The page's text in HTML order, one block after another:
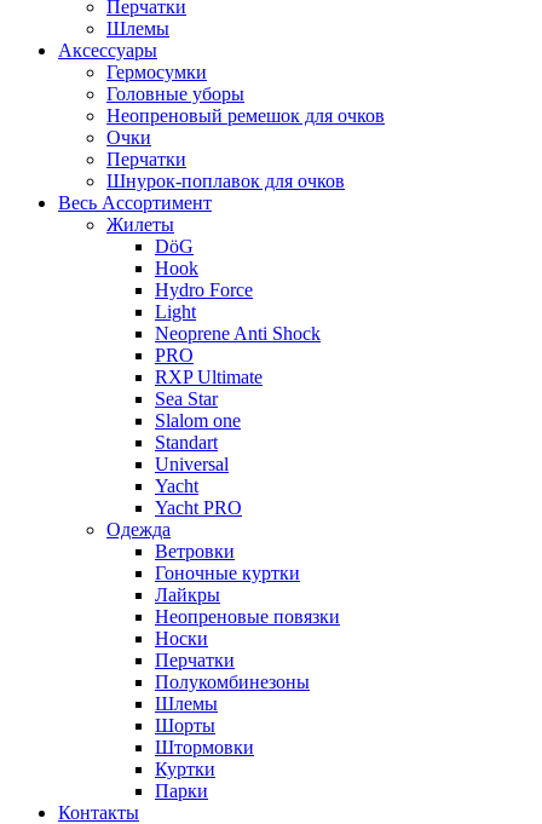
Перчатки
Шлемы
Аксессуары
Гермосумки
Головные уборы
Неопреновый ремешок для очков
Очки
Перчатки
Шнурок-поплавок для очков
Весь Ассортимент
Жилеты
DöG
Hook
Hydro Force
Light
Neoprene Anti Shock
PRO
RXP Ultimate
Sea Star
Slalom one
Standart
Universal
Yacht
Yacht PRO
Одежда
Ветровки
Гоночные куртки
Лайкры
Неопреновые повязки
Носки
Перчатки
Полукомбинезоны
Шлемы
Шорты
Штормовки
Куртки
Парки
Контакты